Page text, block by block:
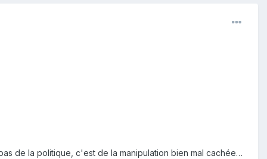
de la politique, c'est de la manipulation bien mal cachée…